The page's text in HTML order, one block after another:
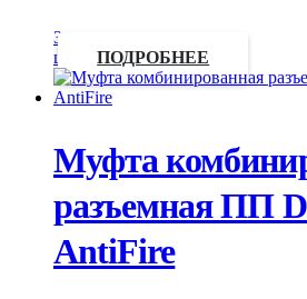
Запросить
цену
ПОДРОБНЕЕ
Муфта
разъемная ПП
AntiFire